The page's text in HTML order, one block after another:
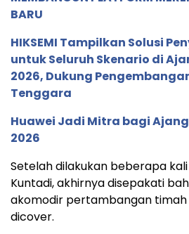
BARU
HIKSEMI Tampilkan Solusi
untuk Seluruh Skenario di
2026, Dukung
Tenggara
Huawei Jadi Mitra bagi Ajang
2026
Setelah dilakukan beberapa
Kuntadi, akhirnya disepakati
akomodir pertambangan
dicover.